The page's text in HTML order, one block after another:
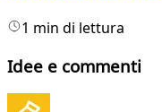
1 min di lettura
Idee e commenti